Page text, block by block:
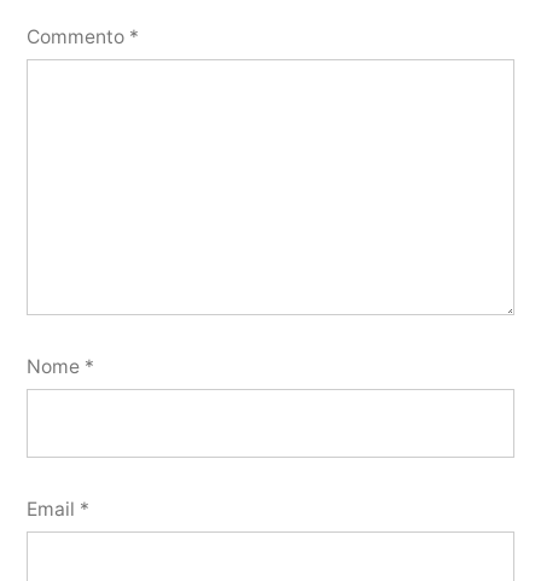
Commento *
Nome *
Email *